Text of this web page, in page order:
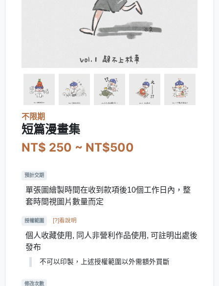
不限期
短篇漫畫集
NT$ 250 ~ NT$500
預計交期
單張圖繪製時間在收到款項後10個工作日內，整
套時間視圖片數量而定
授權範圍 [?]看說明
個人收藏使用, 同人非營利作品使用, 可註明出處後
發布
不可以印製，上述授權範圍以外需額外買斷
修改次數